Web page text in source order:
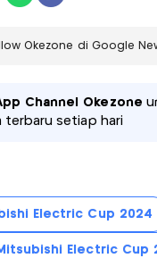
Okezone di Google
Channel Okezone
setiap hari
Electric Cup 2024
Mitsubishi Electric Cup